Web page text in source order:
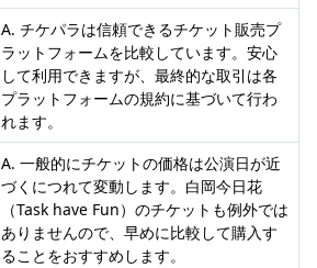
A. チケパラは信頼できるチケット販売プ
ラットフォームを比較しています。安心
して利用できますが、最終的な取引は各
プラットフォームの規約に基づいて行わ
れます。
A. 一般的にチケットの価格は公演日が近
づくにつれて変動します。白岡今日花
（Task have Fun）のチケットも例外では
ありませんので、早めに比較して購入す
ることをおすすめします。